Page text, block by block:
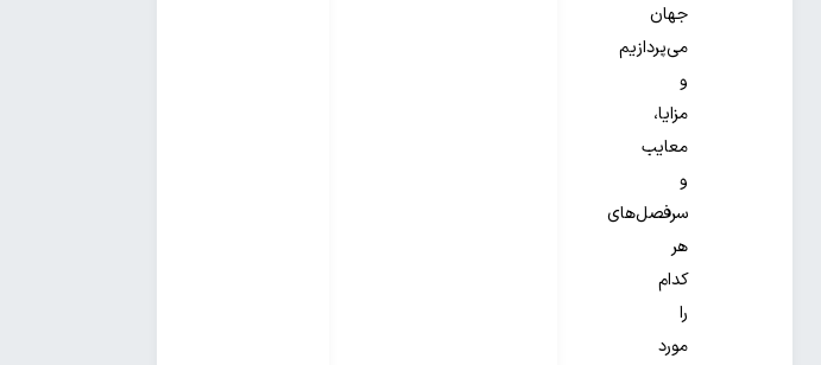
جهان
می‌پردازیم
و
مزایا،
معایب
و
سرفصل‌های
هر
کدام
را
مورد